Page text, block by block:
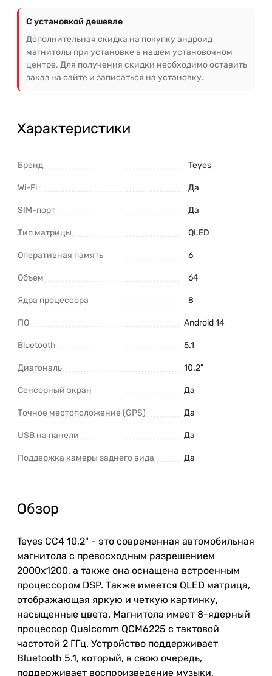
С установкой дешевле
Дополнительная скидка на покупку андроид
магнитолы при установке в нашем установочном
центре. Для получения скидки необходимо оставить
заказ на сайте и записаться на установку.
Характеристики
Бренд Teyes
Wi-Fi Да
SIM-порт Да
Тип матрицы QLED
Оперативная память 6
Объем 64
Ядра процессора 8
ПО Android 14
Bluetooth 5.1
Диагональ 10.2"
Сенсорный экран Да
Точное местоположение (GPS) Да
USB на панели Да
Поддержка камеры заднего вида Да
Обзор
Teyes CC4 10,2" - это современная автомобильная
магнитола с превосходным разрешением
2000x1200, а также она оснащена встроенным
процессором DSP. Также имеется QLED матрица,
отображающая яркую и четкую картинку,
насыщенные цвета. Магнитола имеет 8-ядерный
процессор Qualcomm QCM6225 с тактовой
частотой 2 ГГц. Устройство поддерживает
Bluetooth 5.1, который, в свою очередь,
поддерживает воспроизведение музыки,